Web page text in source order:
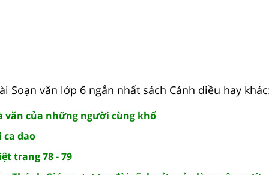
Soạn văn lớp 6 ngắn nhất sách Cánh diều hay
văn của những người cùng khổ
ca dao
trang 78 - 79